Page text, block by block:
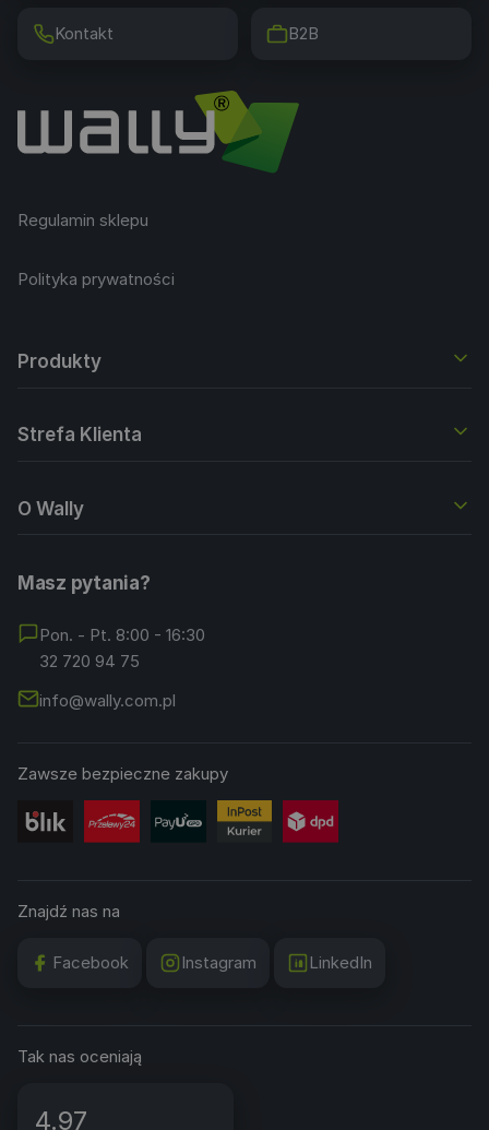
Kontakt B2B
Regulamin sklepu
Polityka prywatności
Produkty
Strefa Klienta
O Wally
Masz pytania?
Pon. - Pt. 8:00 - 16:30
32 720 94 75
info@wally.com.pl
Zawsze bezpieczne zakupy
Znajdź nas na
Facebook Instagram LinkedIn
Tak nas oceniają
4.97